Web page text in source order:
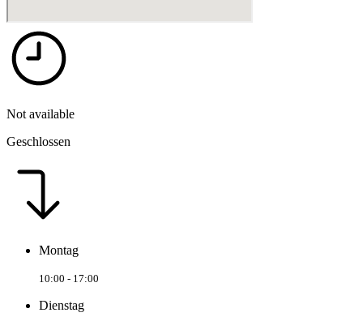
Not available
Geschlossen
Montag
10:00 - 17:00
Dienstag